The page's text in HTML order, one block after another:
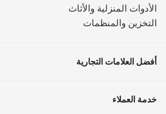
الأدوات المنزلية والأثاث
التخزين والمنظمات
أفضل العلامات التجارية
خدمة العملاء